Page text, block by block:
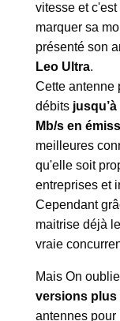
vitesse et
marquer sa
présenté son
Leo Ultra.
Cette antenne
débits
Mb/s en
meilleures
qu'elle soit
entreprises et
Cependant
maitrise déjà
vraie
Mais On
versions plus
antennes pour